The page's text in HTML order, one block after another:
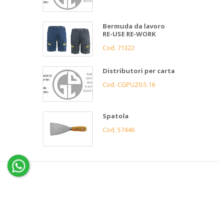
Bermuda da lavoro
RE-USE RE-WORK
Cod. 71322
Distributori per carta
Cod. CGPUZ0.5.16
Spatola
Cod. 57446